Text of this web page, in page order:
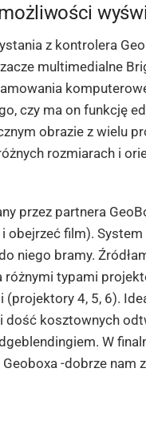
z kontrolera
multimedialne
czy ma on funkcję
obrazie z wielu
rozmiarach i
przez partnera
i obejrzeć film).
niego bramy.
typami
(projektory 4, 5, 6).
dość kosztownych
W
-dobrze nam